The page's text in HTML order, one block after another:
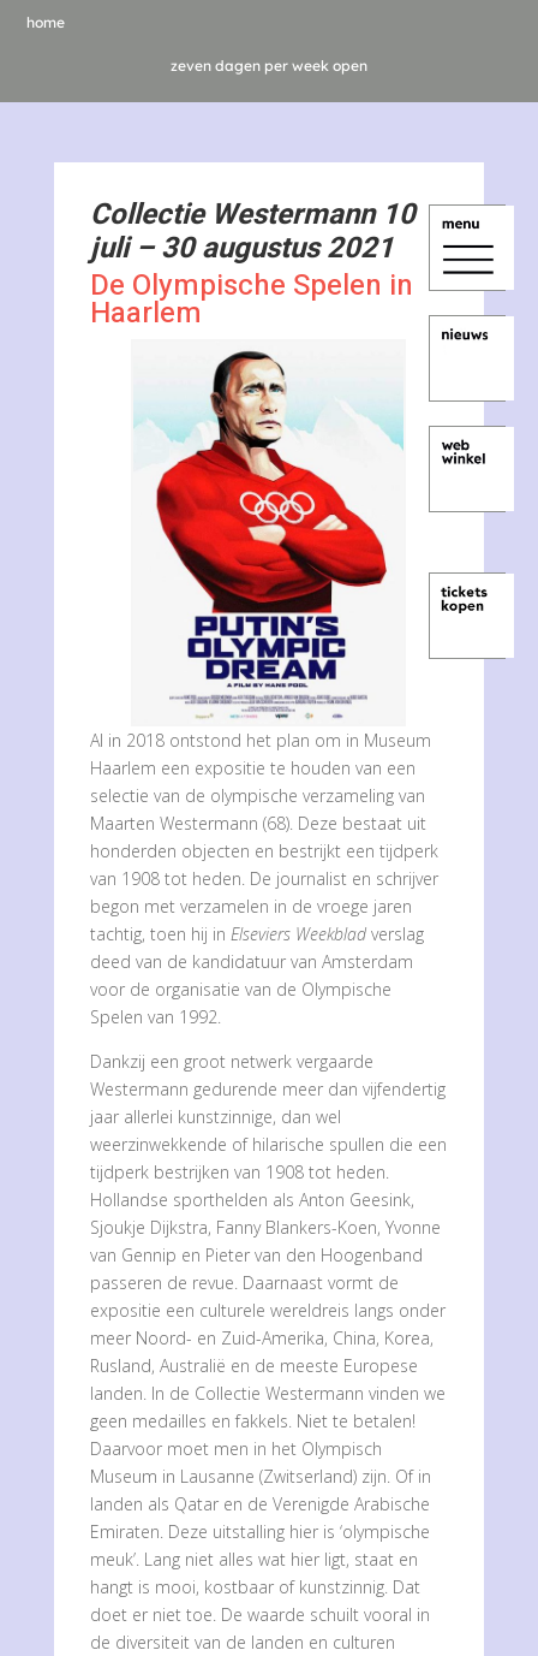
home
zeven dagen per week open
Collectie Westermann 10
juli – 30 augustus 2021
De Olympische Spelen in
Haarlem
Al in 2018 ontstond het plan om in Museum
Haarlem een expositie te houden van een
selectie van de olympische verzameling van
Maarten Westermann (68). Deze bestaat uit
honderden objecten en bestrijkt een tijdperk
van 1908 tot heden. De journalist en schrijver
begon met verzamelen in de vroege jaren
tachtig, toen hij in Elseviers Weekbladverslag
deed van de kandidatuur van Amsterdam
voor de organisatie van de Olympische
Spelen van 1992.
Dankzij een groot netwerk vergaarde
Westermann gedurende meer dan vijfendertig
jaar allerlei kunstzinnige, dan wel
weerzinwekkende of hilarische spullen die een
tijdperk bestrijken van 1908 tot heden.
Hollandse sporthelden als Anton Geesink,
Sjoukje Dijkstra, Fanny Blankers-Koen, Yvonne
van Gennip en Pieter van den Hoogenband
passeren de revue. Daarnaast vormt de
expositie een culturele wereldreis langs onder
meer Noord- en Zuid-Amerika, China, Korea,
Rusland, Australië en de meeste Europese
landen. In de Collectie Westermann vinden we
geen medailles en fakkels. Niet te betalen!
Daarvoor moet men in het Olympisch
Museum in Lausanne (Zwitserland) zijn. Of in
landen als Qatar en de Verenigde Arabische
Emiraten. Deze uitstalling hier is ‘olympische
meuk’. Lang niet alles wat hier ligt, staat en
hangt is mooi, kostbaar of kunstzinnig. Dat
doet er niet toe. De waarde schuilt vooral in
de diversiteit van de landen en culturen